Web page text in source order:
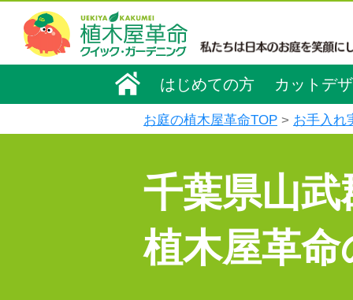
はじめての方 カットデ
お庭の植木屋革命TOP お手入れ
千葉県山
植木屋革